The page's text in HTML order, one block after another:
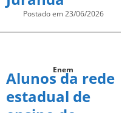
Postado em 23/06/2026
Enem
Alunos da rede
estadual de